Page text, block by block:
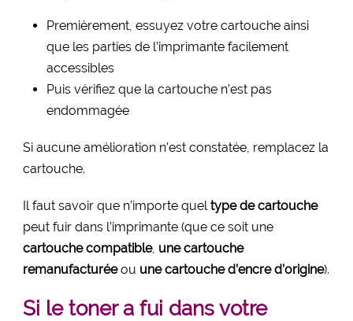
Premièrement, essuyez votre cartouche ainsi
que les parties de l’imprimante facilement
accessibles
Puis vérifiez que la cartouche n’est pas
endommagée
Si aucune amélioration n’est constatée, remplacez la
cartouche.
Il faut savoir que n’importe queltype de cartouche
peut fuir dans l’imprimante (que ce soit une
cartouche compatible, une cartouche
remanufacturéeou une cartouche d’encre d’origine).
Si le toner a fui dans votre